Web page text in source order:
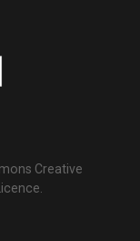
Creative